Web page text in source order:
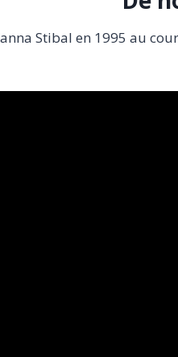
Stibal en 1995 au